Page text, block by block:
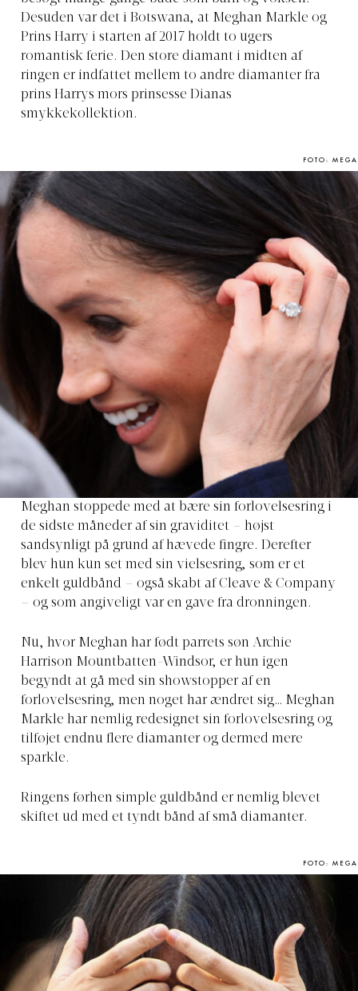
Desuden var det i Botswana, at Meghan Markle og
Prins Harry i starten af 2017 holdt to ugers
romantisk ferie. Den store diamant i midten af
ringen er indfattet mellem to andre diamanter fra
prins Harrys mors prinsesse Dianas
smykkekollektion.
FOTO: MEGA
Meghan stoppede med at bære sin forlovelsesring i
de sidste måneder af sin graviditet – højst
sandsynligt på grund af hævede fingre. Derefter
blev hun kun set med sin vielsesring, som er et
enkelt guldbånd – også skabt af Cleave & Company
– og som angiveligt var en gave fra dronningen.
Nu, hvor Meghan har født parrets søn Archie
Harrison Mountbatten-Windsor, er hun igen
begyndt at gå med sin showstopper af en
forlovelsesring, men noget har ændret sig… Meghan
Markle har nemlig redesignet sin forlovelsesring og
tilføjet endnu flere diamanter og dermed mere
sparkle.
Ringens førhen simple guldbånd er nemlig blevet
skiftet ud med et tyndt bånd af små diamanter.
FOTO: MEGA